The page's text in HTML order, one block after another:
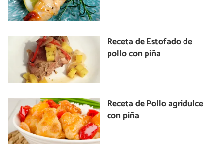
Receta de Estofado de
pollo con piña
Receta de Pollo agridulce
con piña